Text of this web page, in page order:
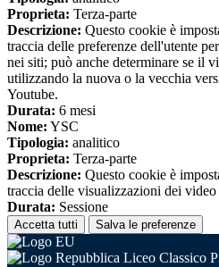
Proprieta: Terza-parte
Descrizione: Questo cookie è
traccia delle preferenze dell'utente
nei siti; può anche determinare se il
utilizzando la nuova o la vecchia
Youtube.
Durata: 6 mesi
Nome: YSC
Tipologia: analitico
Proprieta: Terza-parte
Descrizione: Questo cookie è
traccia delle visualizzazioni dei
Durata: Sessione
Accetta tutti Salva le preferenze
Liceo Classico